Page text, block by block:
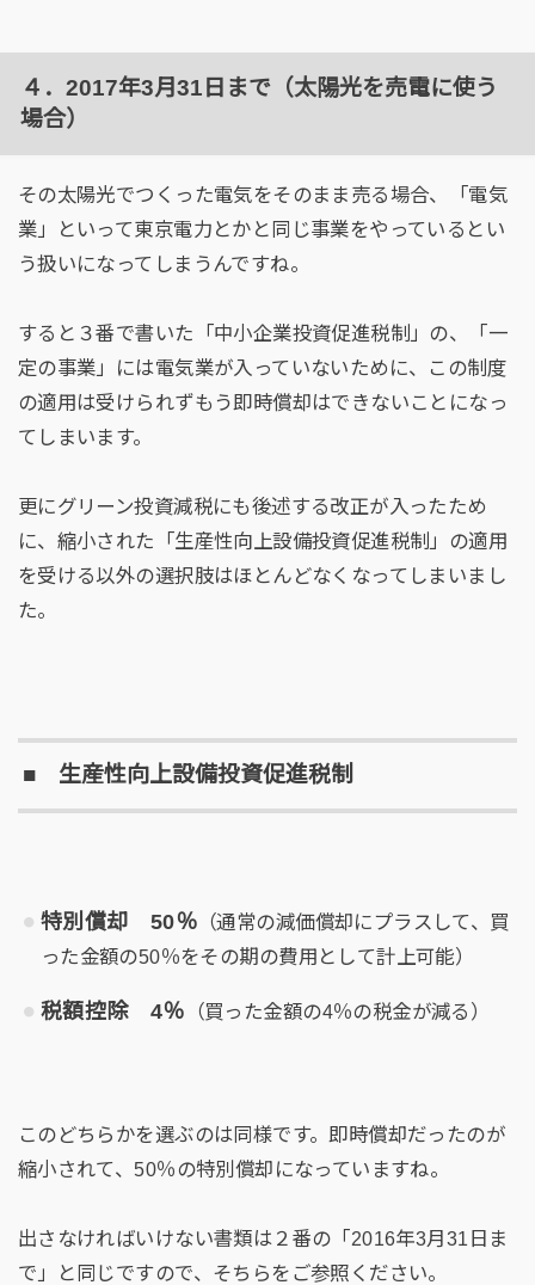
４．2017年3月31日まで（太陽光を売電に使う
場合）
その太陽光でつくった電気をそのまま売る場合、「電気
業」といって東京電力とかと同じ事業をやっているとい
う扱いになってしまうんですね。
すると３番で書いた「中小企業投資促進税制」の、「一
定の事業」には電気業が入っていないために、この制度
の適用は受けられずもう即時償却はできないことになっ
てしまいます。
更にグリーン投資減税にも後述する改正が入ったため
に、縮小された「生産性向上設備投資促進税制」の適用
を受ける以外の選択肢はほとんどなくなってしまいまし
た。
■ 生産性向上設備投資促進税制
特別償却 50％ （通常の減価償却にプラスして、買
った金額の50％をその期の費用として計上可能）
税額控除 4％ （買った金額の4％の税金が減る）
このどちらかを選ぶのは同様です。即時償却だったのが
縮小されて、50％の特別償却になっていますね。
出さなければいけない書類は２番の「2016年3月31日ま
で」と同じですので、そちらをご参照ください。